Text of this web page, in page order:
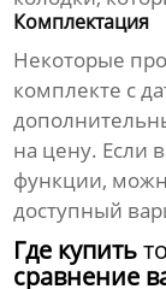
Комплектация
Некоторые
комплекте с
на цену. Если
функции,
доступный
Где купить
сравнение